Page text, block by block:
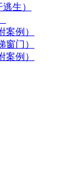
生）
例）
窗门）
例）